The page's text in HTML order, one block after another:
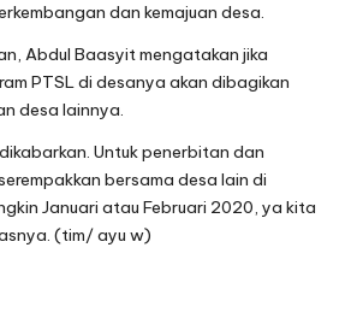
dan kemajuan desa.
Abdul Baasyit mengatakan jika
PTSL di desanya akan dibagikan
desa lainnya.
Untuk penerbitan dan
bersama desa lain di
Januari atau Februari 2020, ya kita
(tim/ ayu w)